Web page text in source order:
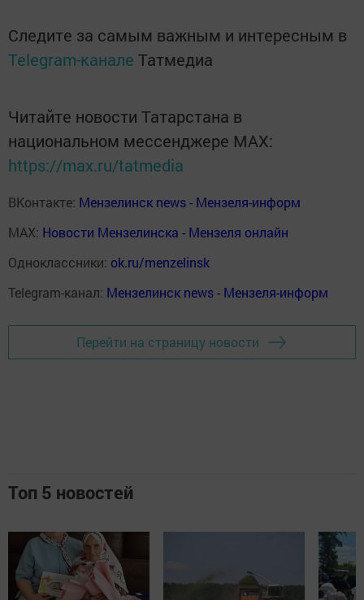
Следите за самым важным и интересным в
Telegram-канале Татмедиа
Читайте новости Татарстана в
национальном мессенджере MАХ:
https://max.ru/tatmedia
ВКонтакте: Мензелинск news - Мензеля-информ
MAX: Новости Мензелинска - Мензеля онлайн
Одноклассники: ok.ru/menzelinsk
Telegram-канал: Мензелинск news - Мензеля-информ
Перейти на страницу новости
Топ 5 новостей